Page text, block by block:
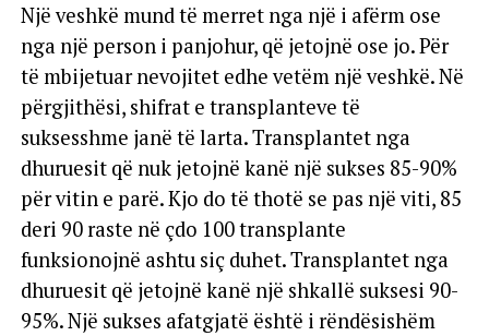
Një veshkë mund të merret nga një i afërm ose
nga një person i panjohur, që jetojnë ose jo. Për
të mbijetuar nevojitet edhe vetëm një veshkë. Në
përgjithësi, shifrat e transplanteve të
suksesshme janë të larta. Transplantet nga
dhuruesit që nuk jetojnë kanë një sukses 85-90%
për vitin e parë. Kjo do të thotë se pas një viti, 85
deri 90 raste në çdo 100 transplante
funksionojnë ashtu siç duhet. Transplantet nga
dhuruesit që jetojnë kanë një shkallë suksesi 90-
95%. Një sukses afatgjatë është i rëndësishëm